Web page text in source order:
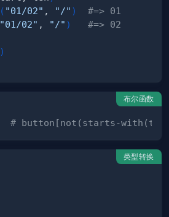
( "01/02" , "/" )
#=> 01
"01/02" , "/" )
#=> 02
)
布尔函数
# button[not(starts-
类型转换